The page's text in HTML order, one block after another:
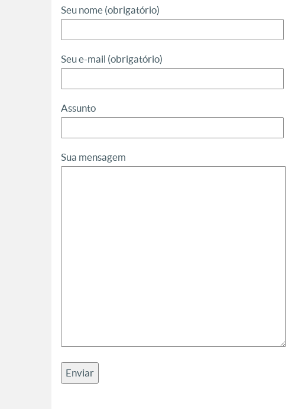
Seu nome (obrigatório)
Seu e-mail (obrigatório)
Assunto
Sua mensagem